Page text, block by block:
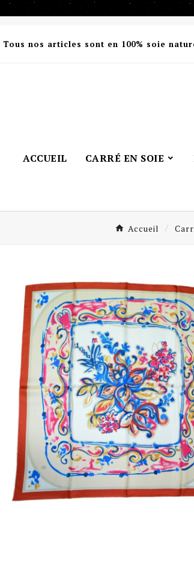
Tous nos articles sont en 100% soie
ACCUEIL CARRÉ EN SOIE
Accueil